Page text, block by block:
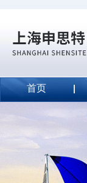
首页